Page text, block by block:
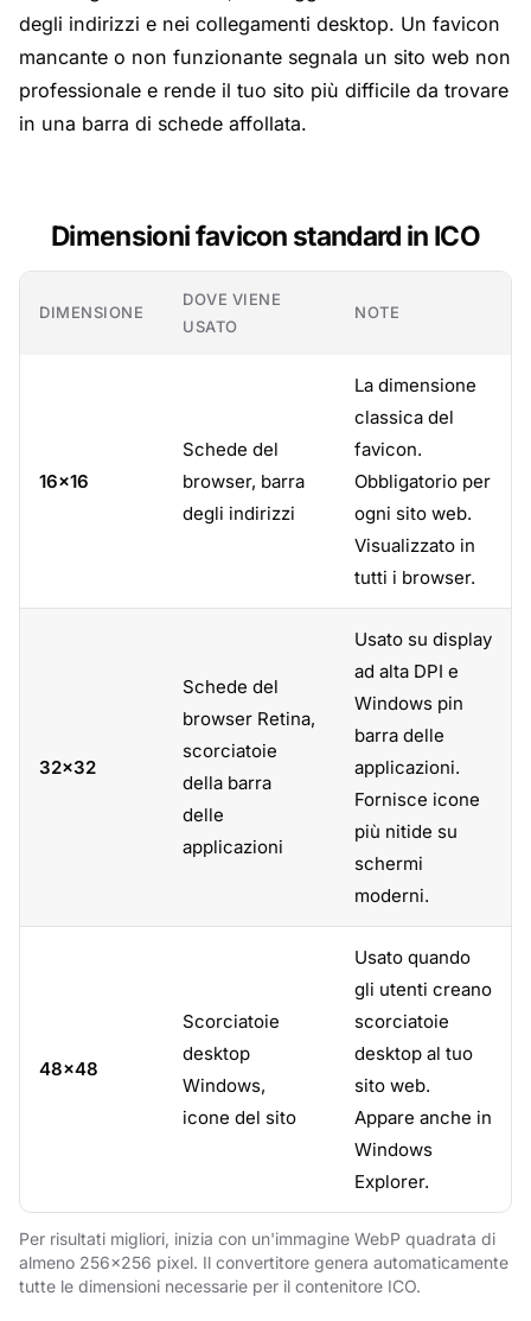
degli indirizzi e nei collegamenti desktop. Un favicon
mancante o non funzionante segnala un sito web non
professionale e rende il tuo sito più difficile da trovare
in una barra di schede affollata.
Dimensioni favicon standard in ICO
DIMENSIONE
DOVE VIENE
USATO
NOTE
16×16
Schede del
browser, barra
degli indirizzi
La dimensione
classica del
favicon.
Obbligatorio per
ogni sito web.
Visualizzato in
tutti i browser.
32×32
Schede del
browser Retina,
scorciatoie
della barra
delle
applicazioni
Usato su display
ad alta DPI e
Windows pin
barra delle
applicazioni.
Fornisce icone
più nitide su
schermi
moderni.
48×48
Scorciatoie
desktop
Windows,
icone del sito
Usato quando
gli utenti creano
scorciatoie
desktop al tuo
sito web.
Appare anche in
Windows
Explorer.
Per risultati migliori, inizia con un'immagine WebP quadrata di
almeno 256×256 pixel. Il convertitore genera automaticamente
tutte le dimensioni necessarie per il contenitore ICO.